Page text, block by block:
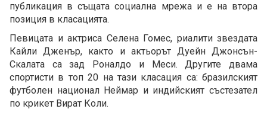
публикация в същата социална мрежа и е на втора
позиция в класацията.
Певицата и актриса Селена Гомес, риалити звездата
Кайли Дженър, както и актьорът Дуейн Джонсън-
Скалата са зад Роналдо и Меси. Другите двама
спортисти в топ 20 на тази класация са: бразилският
футболен национал Неймар и индийският състезател
по крикет Вират Коли.